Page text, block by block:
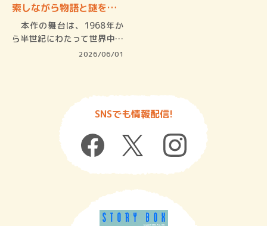
索しながら物語と謎を追
う、…
本作の舞台は、1968年か
ら半世紀にわたって世界中の
2026/06/01
SNSでも情報配信!